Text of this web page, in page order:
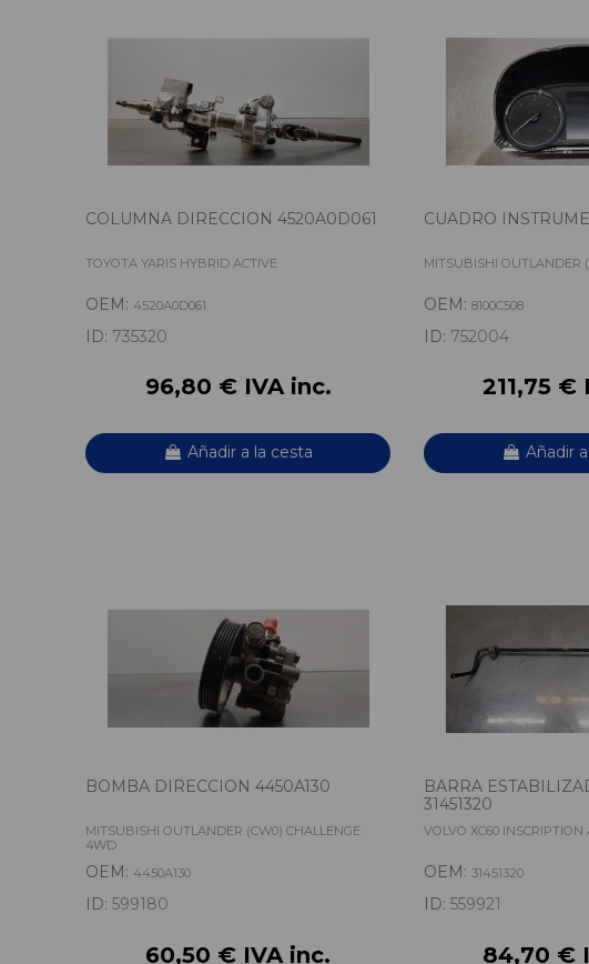
COLUMNA DIRECCION 4520A0D061
TOYOTA YARIS HYBRID ACTIVE
OEM: 4520A0D061
ID: 735320
96,80 € IVA inc.
Añadir a la cesta
CUADRO
MITSUBISHI OUTLANDER
OEM: 8100C508
ID: 752004
211,75 €
Añadir
BOMBA DIRECCION 4450A130
MITSUBISHI OUTLANDER (CW0) CHALLENGE
4WD
OEM: 4450A130
ID: 599180
60,50 € IVA inc.
BARRA
31451320
VOLVO XC60
OEM: 31451320
ID: 559921
84,70 €